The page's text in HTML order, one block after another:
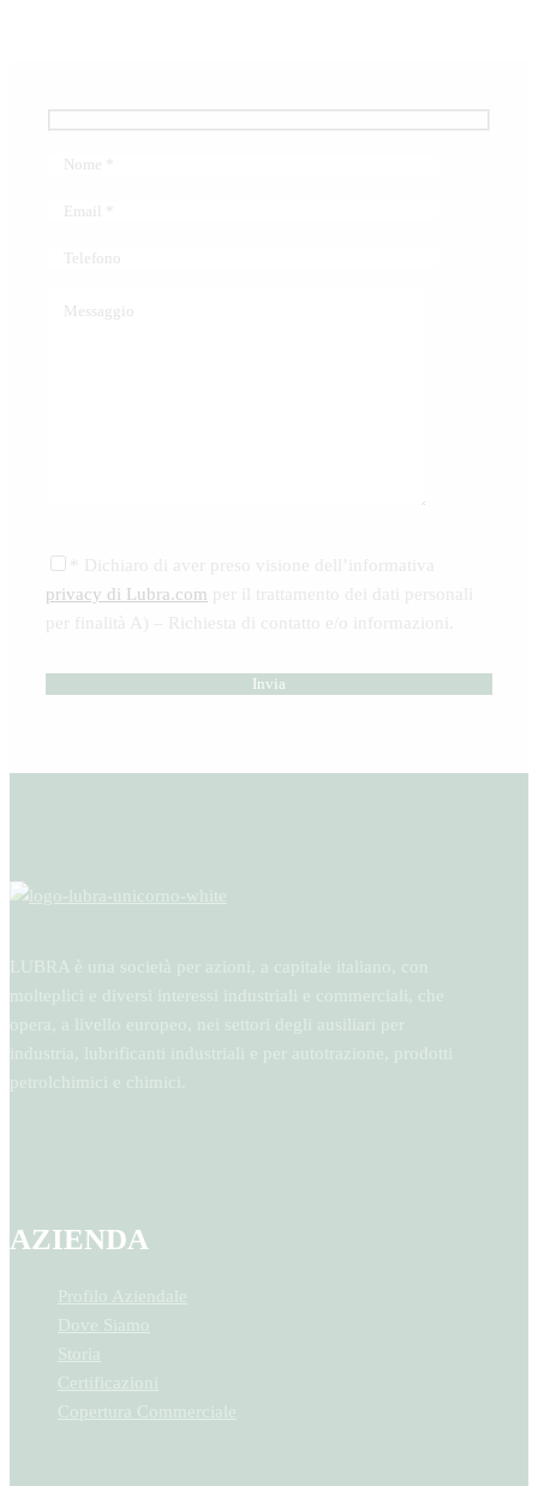
privacy di Lubra.com
LUBRA è una società per azioni, a capitale italiano, con
molteplici e diversi interessi industriali e commerciali, che
opera, a livello europeo, nei settori degli ausiliari per
industria, lubrificanti industriali e per autotrazione, prodotti
petrolchimici e chimici.
AZIENDA
Profilo Aziendale
Dove Siamo
Storia
Certificazioni
Copertura Commerciale